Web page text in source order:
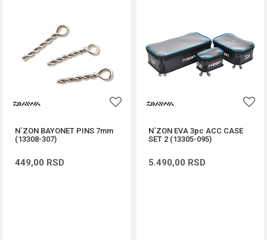
N`ZON BAYONET PINS 7mm
(13308-307)
449,00 RSD
N`ZON EVA 3pc ACC CASE
SET 2 (13305-095)
5.490,00 RSD